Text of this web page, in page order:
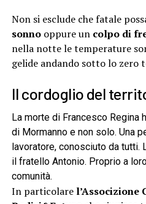
Non si esclude che fatale
sonnooppure un colpo di
nella notte le temperature
gelide andando sotto lo zero
Il cordoglio del
La morte di Francesco Regina
di Mormanno e non solo. Una
lavoratore, conosciuto da
il fratello Antonio. Proprio a
comunità.
In particolarel’Associzione